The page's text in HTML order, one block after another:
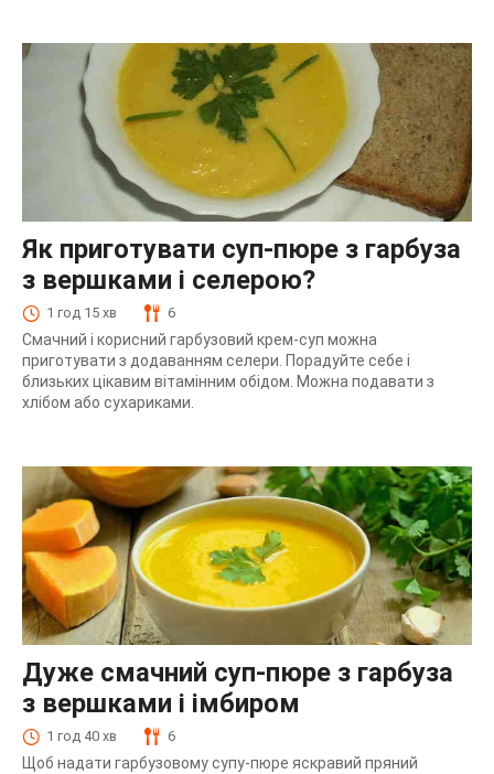
Як приготувати суп-пюре з гарбуза
з вершками і селерою?
1 год 15 хв 6
Смачний і корисний гарбузовий крем-суп можна
приготувати з додаванням селери. Порадуйте себе і
близьких цікавим вітамінним обідом. Можна подавати з
хлібом або сухариками.
Дуже смачний суп-пюре з гарбуза
з вершками і імбиром
1 год 40 хв 6
Щоб надати гарбузовому супу-пюре яскравий пряний